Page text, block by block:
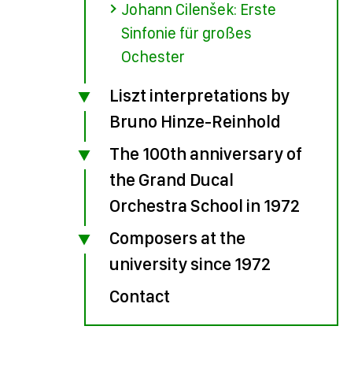
Johann Cilenšek: Erste
Sinfonie für großes
Ochester
Liszt interpretations by
Bruno Hinze-Reinhold
The 100th anniversary of
the Grand Ducal
Orchestra School in 1972
Composers at the
university since 1972
Contact